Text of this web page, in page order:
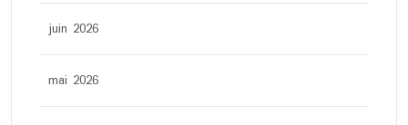
juin 2026
mai 2026